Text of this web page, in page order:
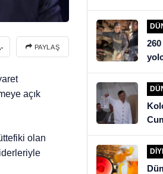
PAYLAŞ
açık
olan
etti